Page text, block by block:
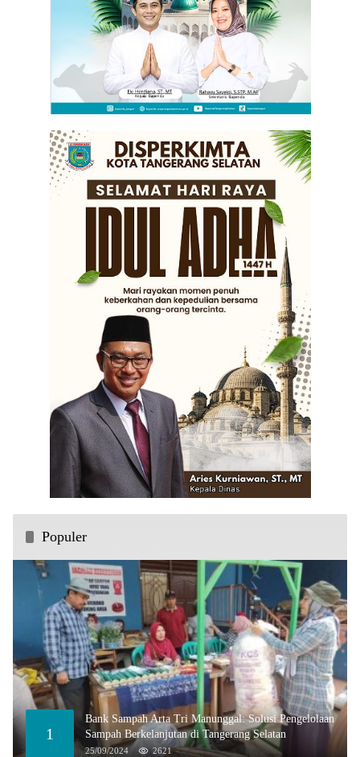
Populer
1
Bank Sampah Arta Tri Manunggal: Solusi Pengelolaan
Sampah Berkelanjutan di Tangerang Selatan
25/09/2024 2621